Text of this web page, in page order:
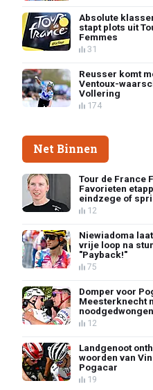
Absolute
stapt plots uit
Femmes
31
Reusser komt
Ventoux-
Vollering
174
Net Binnen
Tour de France
Favorieten
eindzege of
12
Niewiadoma
vrije loop na
"Payback!"
75
Domper voor
Meesterknecht
12
Landgenoot
woorden van
Pogacar
19